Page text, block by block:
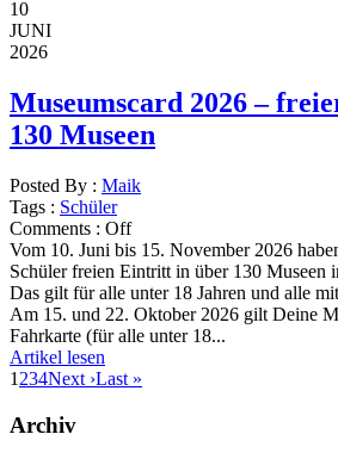
10
JUNI
2026
Museumscard 2026 –
130 Museen
Posted By : Maik
Tags : Schüler
Comments : Off
Vom 10. Juni bis 15. November 2026
Schüler freien Eintritt in über 130 Museen
Das gilt für alle unter 18 Jahren und alle
Am 15. und 22. Oktober 2026 gilt Deine
Fahrkarte (für alle unter 18...
Artikel lesen
1 234Next ›Last »
Archiv